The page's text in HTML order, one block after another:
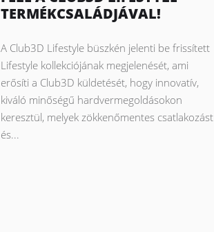
TERMÉKCSALÁDJÁVAL!
A Club3D Lifestyle büszkén jelenti be frissített
Lifestyle kollekciójának megjelenését, ami
erősíti a Club3D küldetését, hogy innovatív,
kiváló minőségű hardvermegoldásokon
keresztül, melyek zökkenőmentes csatlakozást
és...